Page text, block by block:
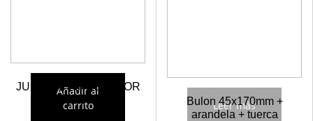
JUNTA KIT INDEXATOR
11-17
Añadir al
carrito
Bulon 45x170mm +
arandela + tuerca
Leer más